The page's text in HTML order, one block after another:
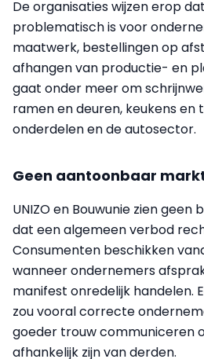
De organisaties wijzen erop
problematisch is voor
maatwerk, bestellingen op
afhangen van productie- en
gaat onder meer om
ramen en deuren, keukens en
onderdelen en de autosector.
Geen aantoonbaar
UNIZO en Bouwunie zien
dat een algemeen verbod
Consumenten beschikken
wanneer ondernemers
manifest onredelijk handelen.
zou vooral correcte
goeder trouw communiceren
afhankelijk zijn van derden.